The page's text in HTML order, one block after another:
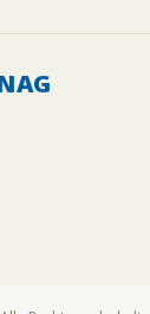
AG